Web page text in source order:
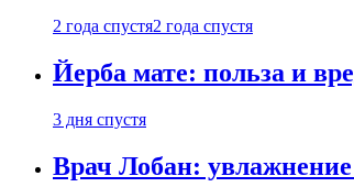
2 года спустя2 года спустя
Йерба мате: польза и
3 дня спустя
Врач Лобан: увлажнение